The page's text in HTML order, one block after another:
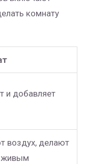
комнату
и добавляет
воздух, делают
живым